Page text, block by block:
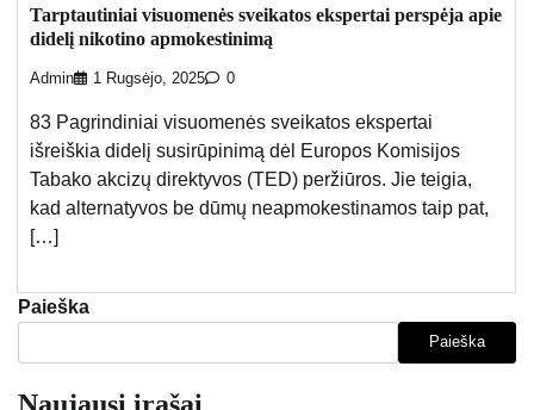
Tarptautiniai visuomenės sveikatos ekspertai perspėja apie
didelį nikotino apmokestinimą
Admin 1 Rugsėjo, 2025 0
83 Pagrindiniai visuomenės sveikatos ekspertai
išreiškia didelį susirūpinimą dėl Europos Komisijos
Tabako akcizų direktyvos (TED) peržiūros. Jie teigia,
kad alternatyvos be dūmų neapmokestinamos taip pat,
[…]
Paieška
Paieška
Naujausi įrašai